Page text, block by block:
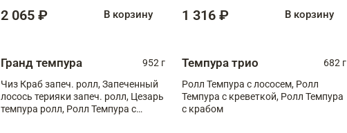
2 065 ₽ В корзину 1 316 ₽ В корзину
Гранд темпура
952 г
Чиз Краб запеч. ролл, Запеченный
лосось терияки запеч. ролл, Цезарь
темпура ролл, Ролл Темпура с
Темпура трио
682 г
Ролл Темпура с лососем, Ролл
Темпура с креветкой, Ролл Темпура
с крабом